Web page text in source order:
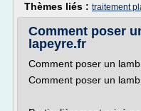
Thèmes liés : traitement
Comment poser
lapeyre.fr
Comment poser un
Comment poser un